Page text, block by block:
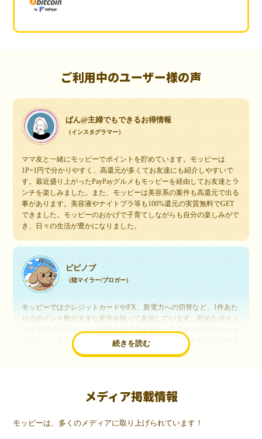
ご利用中のユーザー様の声
ぱん@主婦でもできるお得情報
（インスタグラマー）
ママ友と一緒にモッピーでポイントを貯めています。モッピーは
1P=1円で分かりやすく、高還元が多くてお友達にも紹介しやすいで
す。最近盛り上がったPayPayグルメもモッピーを経由してお友達とラ
ンチを楽しみました。また、モッピーは美容系の案件も高還元で出る
事があります。美容液やナイトブラ等も100%還元の実質無料でGET
できました。モッピーのおかげで子育てしながらも自分の楽しみがで
き、日々の生活が豊かになりました。
続きを読む
ピピノブ
（陸マイラー/ブロガー）
モッピーではクレジットカードやFX、新電力への切替など、1件あた
りのポイント数が大きな案件を狙って参加しています。貯めたポイン
交換しています。このようにすることで、ほぼ無料で年数回の国内旅
行や海外旅行を実現しています。モッピーは陸マイラーや旅行好きに
いつものネットショッピングが、モッピーでお得
（20代・女性）
メディア掲載情報
モッピーは、多くのメディアに取り上げられています！